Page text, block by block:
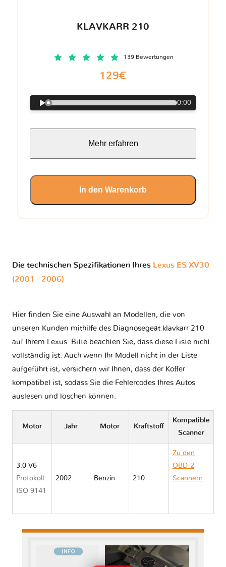
KLAVKARR 210
139 Bewertungen
129€
0:00
Mehr erfahren
In den Warenkorb
Die technischen Spezifikationen Ihres Lexus ES XV30
(2001 - 2006)
Hier finden Sie eine Auswahl an Modellen, die von
unseren Kunden mithilfe des Diagnosegeät klavkarr 210
auf Ihrem Lexus. Bitte beachten Sie, dass diese Liste nicht
vollständig ist. Auch wenn Ihr Modell nicht in der Liste
aufgeführt ist, versichern wir Ihnen, dass der Koffer
kompatibel ist, sodass Sie die Fehlercodes Ihres Autos
auslesen und löschen können.
Motor Jahr Motor Kraftstoff
Kompatible
Scanner
3.0 V6
Protokoll:
ISO 9141
2002 Benzin 210
Zu den
OBD-2
Scannern